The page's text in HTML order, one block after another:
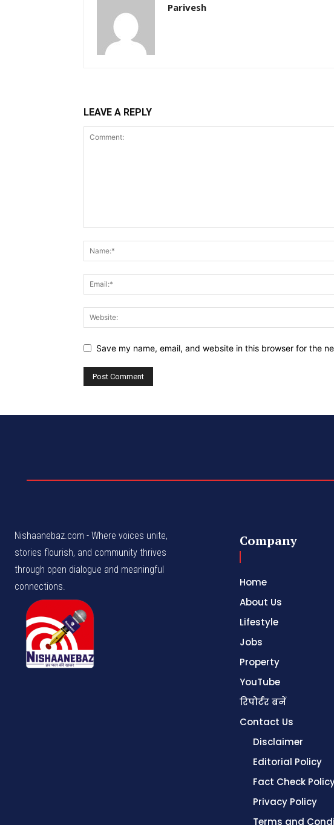
Parivesh
LEAVE A REPLY
Save my name, email, and website in this browser for the
Nishaanebaz.com - Where voices unite,
stories flourish, and community thrives
through open dialogue and meaningful
connections.
Company
Home
About Us
Lifestyle
Jobs
Property
YouTube
रिपोर्टर बनें
Contact Us
Disclaimer
Editorial Policy
Fact Check
Privacy Policy
Terms and